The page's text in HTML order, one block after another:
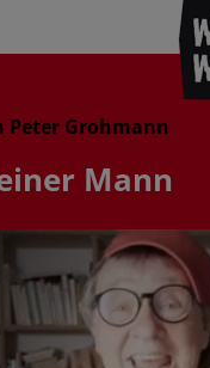
Peter Grohmann
Mann